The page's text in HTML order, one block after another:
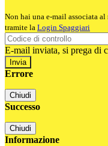
Non hai una e-mail associata
tramite la Login Spaggiari
E-mail inviata, si prega di
Errore
Chiudi
Successo
Chiudi
Informazione